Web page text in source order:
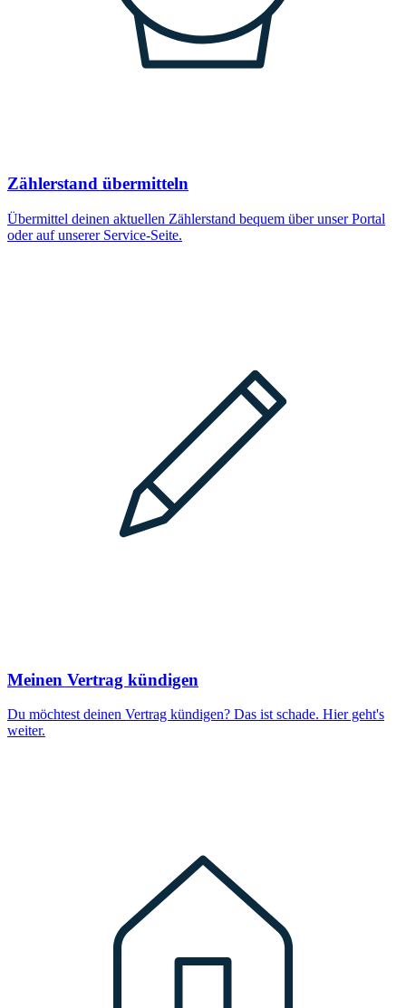
Zählerstand übermitteln
Übermittel deinen aktuellen Zählerstand bequem über unser Portal
oder auf unserer Service-Seite.
Meinen Vertrag kündigen
Du möchtest deinen Vertrag kündigen? Das ist schade. Hier geht's
weiter.